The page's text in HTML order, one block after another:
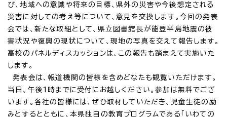
び、地域への意識や将来の目標、県外の災害や今後想定される
災害に対しての考え等について、意見を交換します。今回の発表
会では、新たな取組として、県立図書館長が能登半島地震の被
害状況や復興の現状について、現地の写真を交えて報告します。
高校のパネルディスカッションは、この報告も踏まえて実施いた
します。
発表会は、報道機関の皆様を含めどなたも観覧いただけます。
当日、午後1時までに受付にお越しください。参加は無料でござ
います。各社の皆様には、ぜひ取材していただき、児童生徒の励
みとするとともに、本県独自の教育プログラムである「いわての